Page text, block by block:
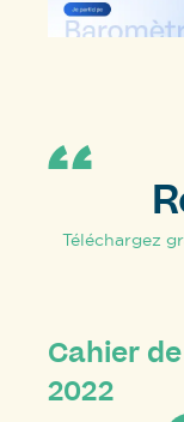
Téléchargez
Cahier
2022